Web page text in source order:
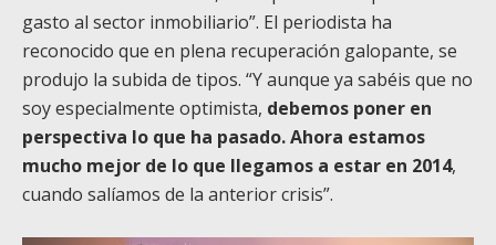
gasto al sector inmobiliario”. El periodista ha
reconocido que en plena recuperación galopante, se
produjo la subida de tipos. “Y aunque ya sabéis que no
soy especialmente optimista, debemos poner en
perspectiva lo que ha pasado. Ahora estamos
mucho mejor de lo que llegamos a estar en 2014,
cuando salíamos de la anterior crisis”.